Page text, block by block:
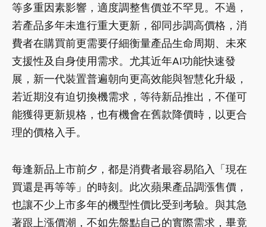
等多重因素影響，適度調整售價並不罕見。不過，
若產品多年未進行重大更新，卻同步調高價格，消
費者在購買前更需要仔細衡量產品生命周期、未來
支援性及自身使用需求。尤其近年AI功能快速發
展，新一代裝置普遍朝向更高效能與智慧化升級，
若近期沒有迫切換機需求，等待新品推出，不僅可
能獲得更新規格，也有機會在舊款降價時，以更合
理的價格入手。
每逢新品上市前夕，都是消費者最容易陷入「現在
買還是再等等」的時刻。此次蘋果產品調漲售價，
也讓不少上市多年的機型性價比受到考驗。與其急
著跟上漲價潮，不如先盤點自己的實際需求，畢竟